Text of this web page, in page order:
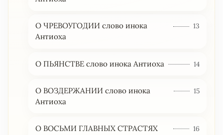
О ЧРЕВОУГОДИИ слово инока
Антиоха
13
О ПЬЯНСТВЕ слово инока Антиоха 14
О ВОЗДЕРЖАНИИ слово инока
Антиоха
15
О ВОСЬМИ ГЛАВНЫХ СТРАСТЯХ
16